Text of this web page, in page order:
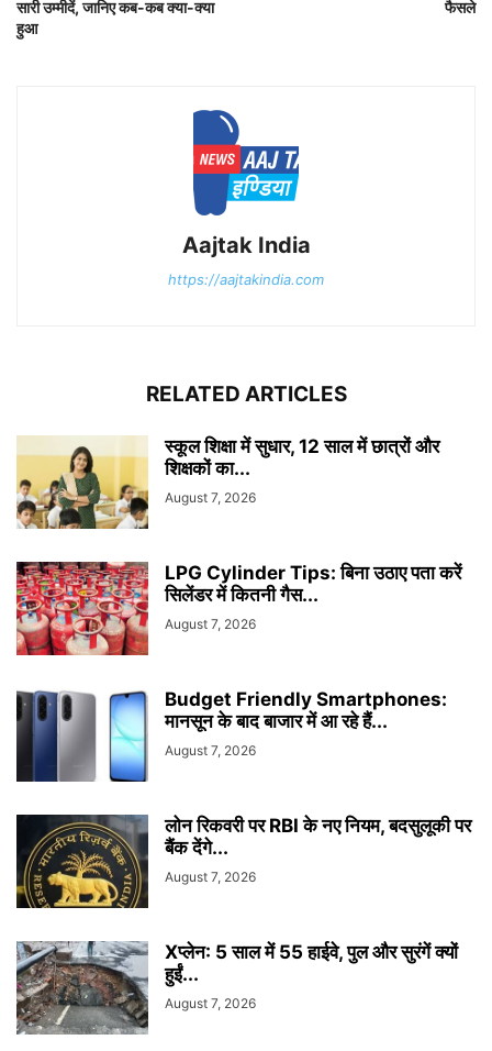
सारी उम्मीदें, जानिए कब-कब क्या-क्या
हुआ
फैसले
Aajtak India
https://aajtakindia.com
RELATED ARTICLES
स्कूल शिक्षा में सुधार, 12 साल में छात्रों और
शिक्षकों का...
August 7, 2026
LPG Cylinder Tips: बिना उठाए पता करें
सिलेंडर में कितनी गैस...
August 7, 2026
Budget Friendly Smartphones:
मानसून के बाद बाजार में आ रहे हैं...
August 7, 2026
लोन रिकवरी पर RBI के नए नियम, बदसुलूकी पर
बैंक देंगे...
August 7, 2026
Xप्लेन: 5 साल में 55 हाईवे, पुल और सुरंगें क्यों
हुईं...
August 7, 2026